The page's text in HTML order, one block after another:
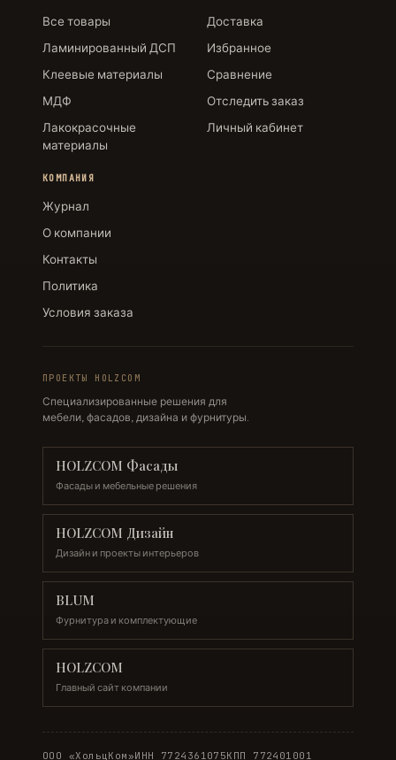
Все товары
Ламинированный ДСП
Клеевые материалы
МДФ
Лакокрасочные
материалы
Доставка
Избранное
Сравнение
Отследить заказ
Личный кабинет
КОМПАНИЯ
Журнал
О компании
Контакты
Политика
Условия заказа
ПРОЕКТЫ HOLZCOM
Специализированные решения для
мебели, фасадов, дизайна и фурнитуры.
HOLZCOM Фасады
Фасады и мебельные решения
HOLZCOM Дизайн
Дизайн и проекты интерьеров
BLUM
Фурнитура и комплектующие
HOLZCOM
Главный сайт компании
ООО «ХольцКом»ИНН 7724361075КПП 772401001